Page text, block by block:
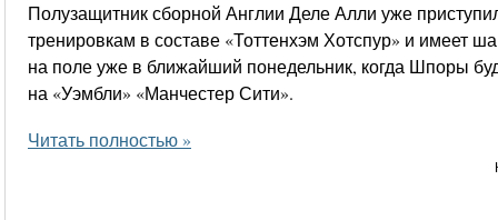
Полузащитник сборной Англии Деле Алли уже
тренировкам в составе «Тоттенхэм Хотспур» и имеет
на поле уже в ближайший понедельник, когда Шпоры
на «Уэмбли» «Манчестер Сити».
Читать полностью »